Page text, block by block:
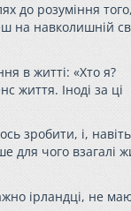
до розуміння
на навколишній
в житті: «Хто я?
життя. Іноді за ці
зробити, і, навіть
для чого взагалі
ірландці, не